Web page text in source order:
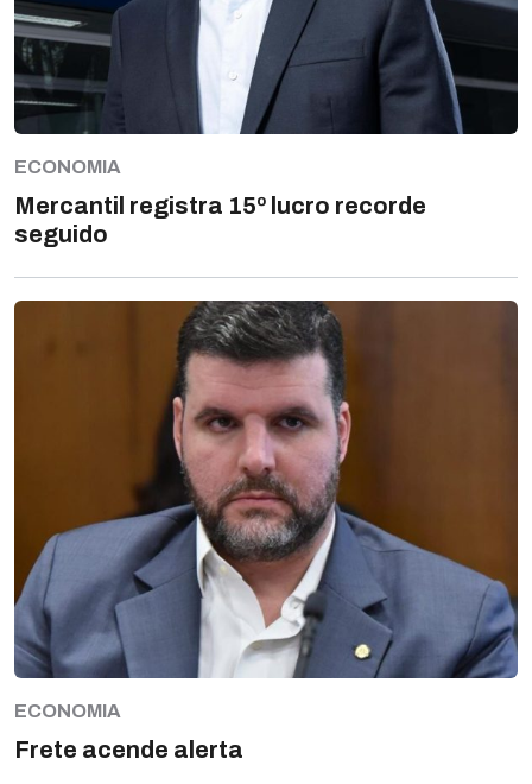
ECONOMIA
Mercantil registra 15º lucro recorde
seguido
ECONOMIA
Frete acende alerta